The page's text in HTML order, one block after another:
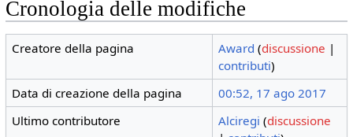
Cronologia delle modifiche
Creatore della pagina Award (discussione |
contributi)
Data di creazione della pagina
00:52, 17 ago 2017
Ultimo contributore
Alciregi (discussione